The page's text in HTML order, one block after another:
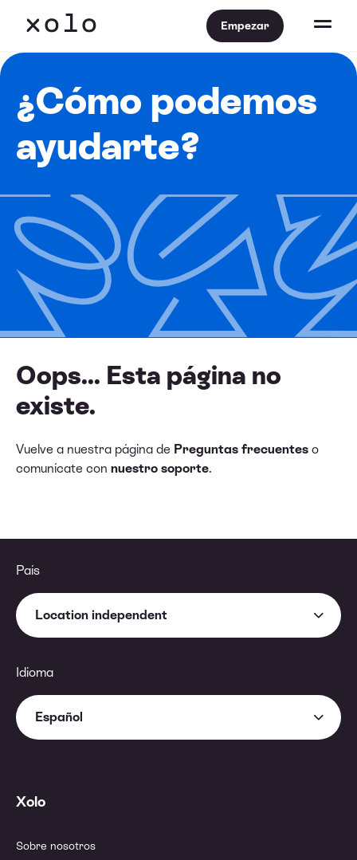
Empezar
¿Cómo podemos
ayudarte?
Oops... Esta página no
existe.
Vuelve a nuestra página de Preguntas frecuentes o
comunícate con nuestro soporte.
País
Location independent
Idioma
Español
Xolo
Sobre nosotros